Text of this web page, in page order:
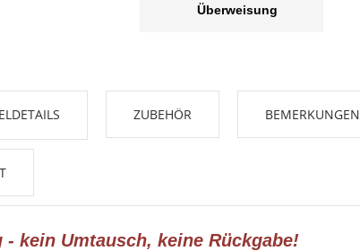
Überweisung
ZUBEHÖR BEMERKUNGEN
- kein Umtausch, keine Rückgabe!